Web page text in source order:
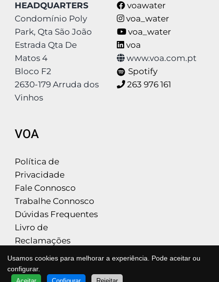
HEADQUARTERS
Condomínio Poly
Park, Qta São João
Estrada Qta De
Matos 4
Bloco F2
2630-179 Arruda dos
Vinhos
QUER SABER MAIS?
voawater
voa_water
voa_water
voa
www.voa.com.pt
Spotify
263 976 161
VOA
Política de
Privacidade
Fale Connosco
Trabalhe Connosco
Dúvidas Frequentes
Livro de
Reclamações
Usamos cookies para melhorar a experiência. Pode aceitar ou
configurar.